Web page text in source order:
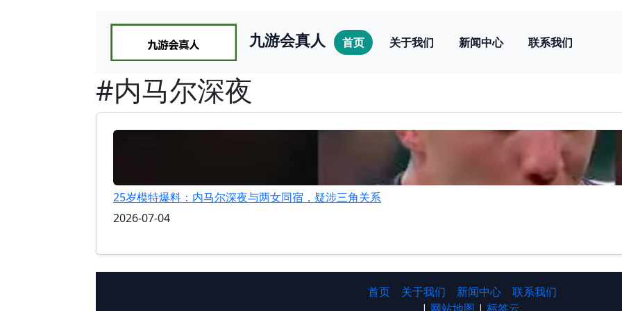
九游会真人 首页 关于我们 新闻中心 联系我们
#内马尔深夜
25岁模特爆料：内马尔深夜与两女同宿，疑涉三角关系
2026-07-04
首页 关于我们 新闻中心
联系我们